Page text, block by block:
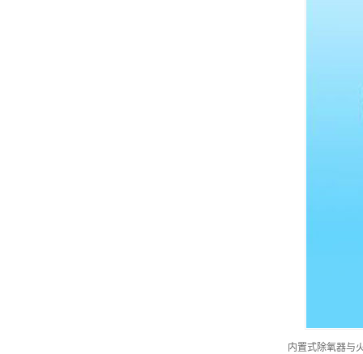
内置式除氧器